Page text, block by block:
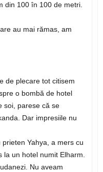
din 100 în 100 de metri.
au mai rămas, am
de plecare tot citisem
o bombă de hotel
soi, parese că se
Dar impresiile nu
Yahya, a mers cu
un hotel numit Elharm.
Nu aveam